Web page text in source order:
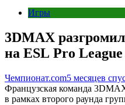
Игры
3DMAX
на ESL Pro League
Чемпионат.com5 месяцев
Французская команда
в рамках второго раунда